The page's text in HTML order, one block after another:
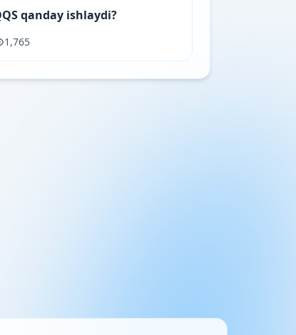
qanday ishlaydi?
1,765